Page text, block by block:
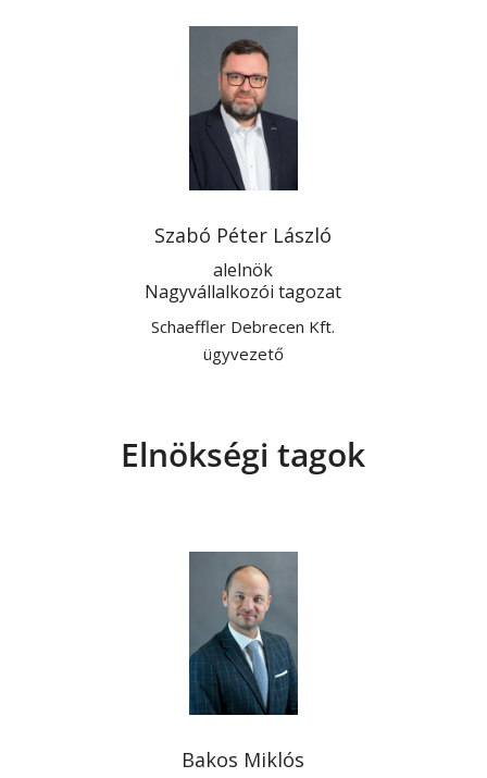
Szabó Péter László
alelnök
Nagyvállalkozói tagozat
Schaeffler Debrecen Kft.
ügyvezető
Elnökségi tagok
Bakos Miklós